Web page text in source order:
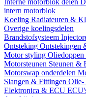
Interne motorblok delen
intern motorblok
Koeling Radiateuren &
Overige koelingsdelen
Brandstofsysteem
Ontsteking Ontstekingen
Motor styling Oliedoppen
Motorsteunen Steunen &
Motorswap onderdelen
Slangen & Fittingen Olie-
Elektronica & ECU